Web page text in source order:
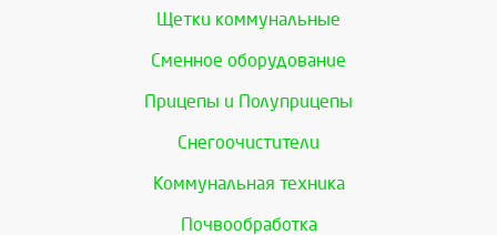
Щетки коммунальные
Сменное оборудование
Прицепы и Полуприцепы
Снегоочистители
Коммунальная техника
Почвообработка